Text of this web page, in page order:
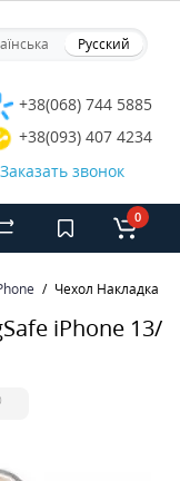
Русский
+38(068) 744 5885
+38(093) 407 4234
Заказать звонок
0
Чехол Накладка
iPhone 13/